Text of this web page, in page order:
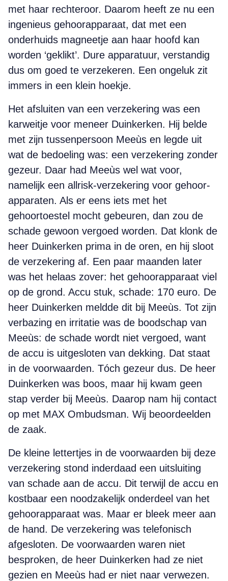
met haar rechteroor. Daarom heeft ze nu een
ingenieus gehoor­apparaat, dat met een
onderhuids magneetje aan haar hoofd kan
worden ‘geklikt’. Dure apparatuur, verstandig
dus om goed te verzekeren. Een ongeluk zit
immers in een klein hoekje.
Het afsluiten van een verzekering was een
karweitje voor meneer Duinkerken. Hij belde
met zijn tussenpersoon Meeùs en legde uit
wat de bedoeling was: een verzekering zonder
gezeur. Daar had Meeùs wel wat voor,
namelijk een allrisk-verzekering voor gehoor­
apparaten. Als er eens iets met het
gehoortoestel mocht gebeuren, dan zou de
schade gewoon vergoed worden. Dat klonk de
heer Duinkerken prima in de oren, en hij sloot
de verzekering af. Een paar maanden later
was het helaas zover: het gehoorapparaat viel
op de grond. Accu stuk, schade: 170 euro. De
heer Duinkerken meldde dit bij Meeùs. Tot zijn
verbazing en irritatie was de boodschap van
Meeùs: de schade wordt niet vergoed, want
de accu is uitgesloten van dekking. Dat staat
in de voorwaarden. Tóch gezeur dus. De heer
Duinkerken was boos, maar hij kwam geen
stap verder bij Meeùs. Daarop nam hij contact
op met MAX Ombudsman. Wij beoordeelden
de zaak.
De kleine lettertjes in de voorwaarden bij deze
verzekering stond inderdaad een uitsluiting
van schade aan de accu. Dit terwijl de accu en
kostbaar een noodzakelijk onderdeel van het
gehoorapparaat was. Maar er bleek meer aan
de hand. De verzekering was telefonisch
afgesloten. De voorwaarden waren niet
besproken, de heer Duinkerken had ze niet
gezien en Meeùs had er niet naar verwezen.